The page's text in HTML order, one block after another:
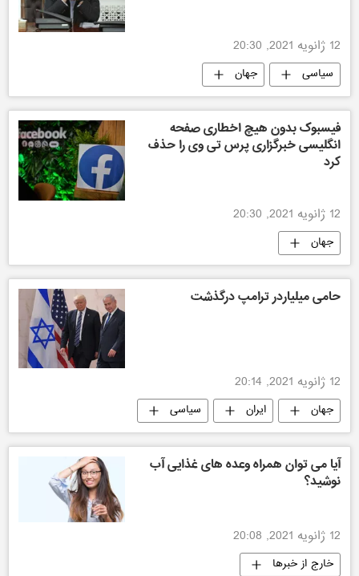
12 ژانویه 2021, 20:30
سیاسی جهان
فیسبوک بدون هیچ اخطاری صفحه
انگلیسی خبرگزاری پرس تی وی را حذف
کرد
12 ژانویه 2021, 20:30
جهان
حامی میلیاردر ترامپ درگذشت
12 ژانویه 2021, 20:14
جهان ایران سیاسی
آیا می توان همراه وعده های غذایی آب
نوشید؟
12 ژانویه 2021, 20:08
خارج از خبرها